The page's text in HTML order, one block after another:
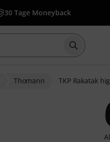
30 Tage Moneyback
Suche
Thomann TKP Rakatak